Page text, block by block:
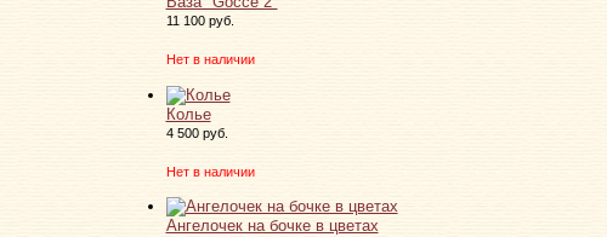
11 100 руб.
Нет в наличии
Колье
4 500 руб.
Нет в наличии
Ангелочек на бочке в цветах